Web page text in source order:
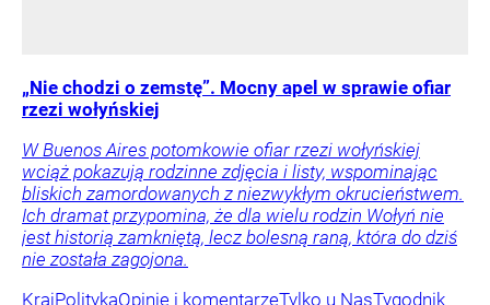
„Nie chodzi o zemstę”. Mocny apel w sprawie ofiar
rzezi wołyńskiej
W Buenos Aires potomkowie ofiar rzezi wołyńskiej
wciąż pokazują rodzinne zdjęcia i listy, wspominając
bliskich zamordowanych z niezwykłym okrucieństwem.
Ich dramat przypomina, że dla wielu rodzin Wołyń nie
jest historią zamkniętą, lecz bolesną raną, która do dziś
nie została zagojona.
KrajPolitykaOpinie i komentarzeTylko u NasTygodnik